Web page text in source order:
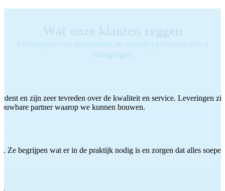
Ervaringen van tandartsen en mondhygiënisten die u
voorgingen
en zijn zeer tevreden over de kwaliteit en service. Leveringen
partner waarop we kunnen bouwen.
Ze begrijpen wat er in de praktijk nodig is en zorgen dat alles